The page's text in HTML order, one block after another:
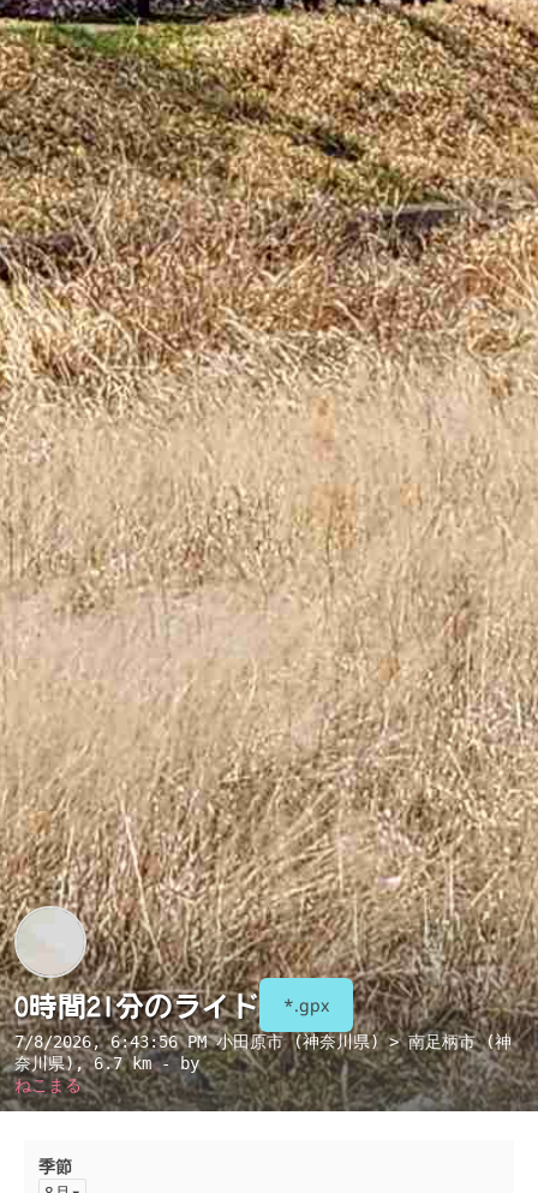
0時間21分のライド *.gpx
7/8/2026, 6:43:56 PM小田原市 (神奈川県) > 南足柄市 (神
奈川県), 6.7 km - by
ねこまる
季節